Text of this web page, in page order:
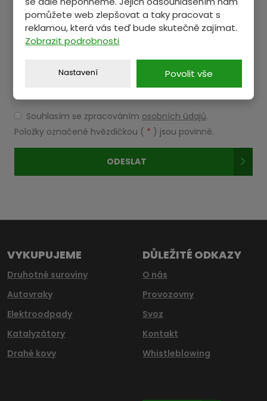
Souhlasím
se
zpracováním
osobních
Souhlasím se zpracováním osobních údajů.
Položky označené hvězdičkou ( * ) jsou povinné.
ODESLAT
nepodařilo
VYKUPUJEME
Druhotné suroviny
Autovraky
Elektroodpady
Katalyzátory
Drahé kovy
DŮLEŽITÉ ODKAZY
O nás
Provozovny
Svoz
Kontakt
Whistleblowing
pomůžete web zlepšovat a taky pracovat s
reklamou, která vás teď bude skutečně zajímat.
Zobrazit podrobnosti
Nastavení Povolit vše